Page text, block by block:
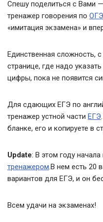
Спешу поделиться с Вами
тренажер говорения по ОГЭ
«имитация экзамена» и
Единственная сложность,
странице, где надо
цифры, пока не появится
Для сдающих ЕГЭ по
тренажер устной части ЕГЭ
бланке, его и копируете в
Update: В этом году
тренажером.В нем есть 20
вариантов для ЕГЭ, и он
Всем удачи на экзаменах!